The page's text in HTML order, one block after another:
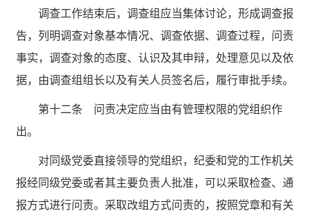
调查工作结束后，调查组应当集体讨论，形成调查报
告，列明调查对象基本情况、调查依据、调查过程，问责
事实，调查对象的态度、认识及其申辩，处理意见以及依
据，由调查组组长以及有关人员签名后，履行审批手续。
第十二条 问责决定应当由有管理权限的党组织作
出。
对同级党委直接领导的党组织，纪委和党的工作机关
报经同级党委或者其主要负责人批准，可以采取检查、通
报方式进行问责。采取改组方式问责的，按照党章和有关